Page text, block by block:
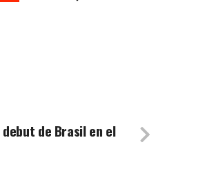
de Brasil en el